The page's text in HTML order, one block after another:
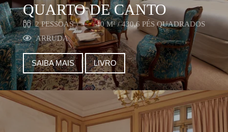
QUARTO DE CANTO
2 PESSOAS
40 M² / 430,6 PÉS QUADRADOS
ARRUDA
SAIBA MAIS LIVRO